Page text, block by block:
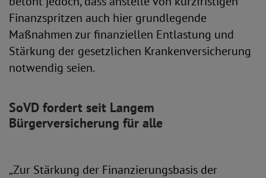
Finanzspritzen auch hier grundlegende
Maßnahmen zur finanziellen Entlastung und
Stärkung der gesetzlichen Krankenversicherung
notwendig seien.
SoVD fordert seit Langem
Bürgerversicherung für alle
„Zur Stärkung der Finanzierungsbasis der